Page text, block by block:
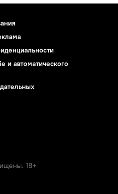
и автоматического
18+